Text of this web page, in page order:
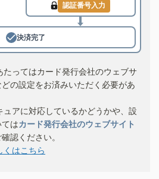
認証番号入力
決済完了
たってはカード発行会社のウェブサ
の設定をお済みいただく必要があ
ュアに対応しているかどうかや、設
はカード発行会社のウェブサイト
認ください。
くはこちら